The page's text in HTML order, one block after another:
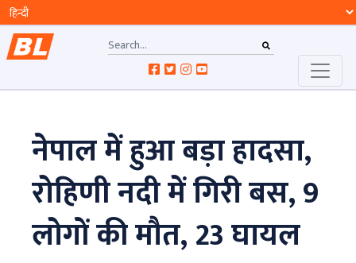
नेपाल में हुआ बड़ा हादसा,
रोहिणी नदी में गिरी बस, 9
लोगों की मौत, 23 घायल